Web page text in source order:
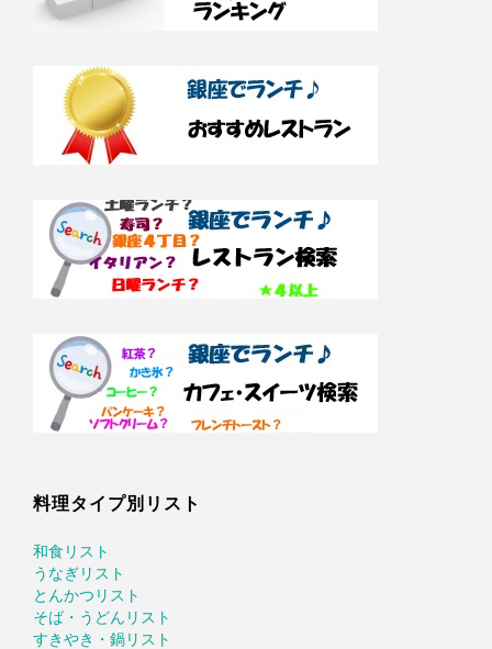
料理タイプ別リスト
和食リスト
うなぎリスト
とんかつリスト
そば・うどんリスト
すきやき・鍋リスト